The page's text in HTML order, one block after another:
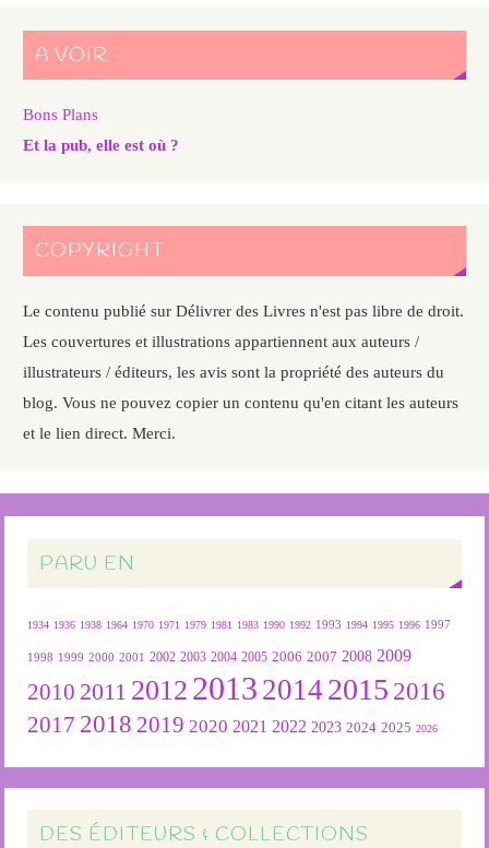
A VOIR
Bons Plans
Et la pub, elle est où ?
COPYRIGHT
Le contenu publié sur Délivrer des Livres n'est pas libre de droit.
Les couvertures et illustrations appartiennent aux auteurs /
illustrateurs / éditeurs, les avis sont la propriété des auteurs du
blog. Vous ne pouvez copier un contenu qu'en citant les auteurs
et le lien direct. Merci.
PARU EN
1934 1936 1938 1964 1970 1971 1979 1981 1983 1990 1992 1993 1994 1995 1996 1997
1998 1999 2000 2001 2002 2003 2004 2005 2006 2007 2008 2009
2010 2011 2012 2013 2014 2015 2016
2017 2018 2019 2020 2021 2022 2023 2024 2025 2026
DES ÉDITEURS & COLLECTIONS